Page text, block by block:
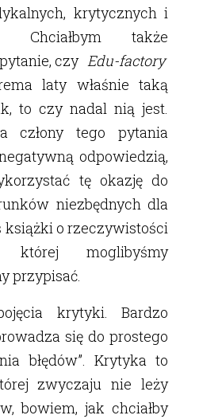
krytycznych i
Chciałbym także
czy Edu-factory
laty właśnie taką
to czy nadal nią jest.
człony tego pytania
odpowiedzią,
tę okazję do
niezbędnych dla
o rzeczywistości
której moglibyśmy
przypisać.
krytyki. Bardzo
się do prostego
błędów”. Krytyka to
zwyczaju nie leży
bowiem, jak chciałby